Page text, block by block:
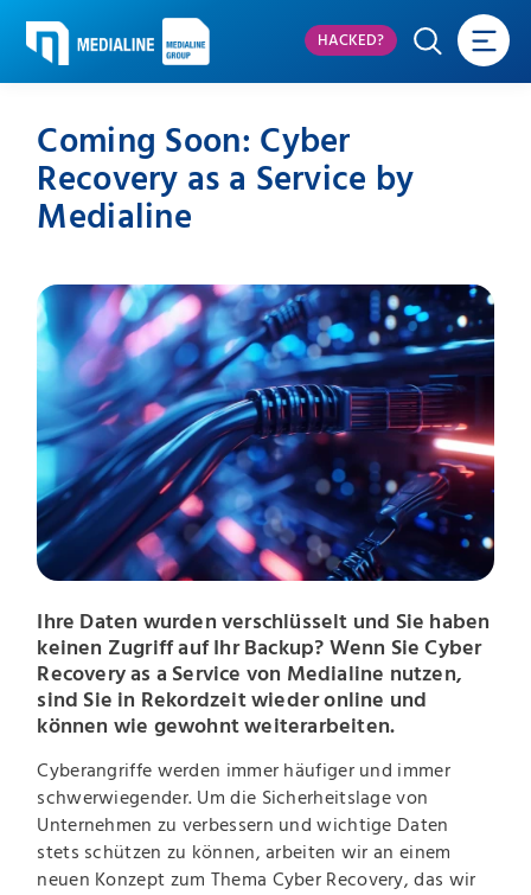
HACKED?
Coming Soon: Cyber
Recovery as a Service by
Medialine
Ihre Daten wurden verschlüsselt und Sie haben
keinen Zugriff auf Ihr Backup? Wenn Sie Cyber
Recovery as a Service von Medialine nutzen,
sind Sie in Rekordzeit wieder online und
können wie gewohnt weiterarbeiten.
Cyberangriffe werden immer häufiger und immer
schwerwiegender. Um die Sicherheitslage von
Unternehmen zu verbessern und wichtige Daten
stets schützen zu können, arbeiten wir an einem
neuen Konzept zum Thema Cyber Recovery, das wir